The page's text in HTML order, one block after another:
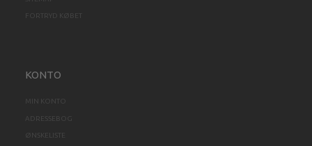
FORTRYD KØBET
KONTO
MIN KONTO
ADRESSEBOG
ØNSKELISTE